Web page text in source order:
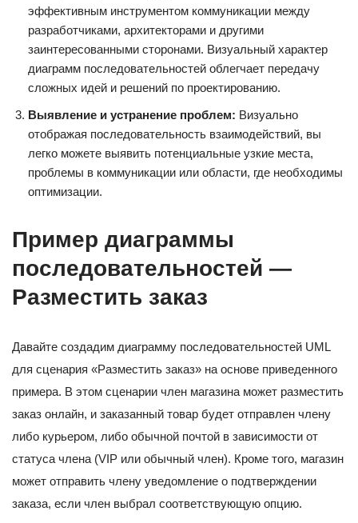
эффективным инструментом коммуникации между
разработчиками, архитекторами и другими
заинтересованными сторонами. Визуальный характер
диаграмм последовательностей облегчает передачу
сложных идей и решений по проектированию.
Выявление и устранение проблем: Визуально
отображая последовательность взаимодействий, вы
легко можете выявить потенциальные узкие места,
проблемы в коммуникации или области, где необходимы
оптимизации.
Пример диаграммы
последовательностей —
Разместить заказ
Давайте создадим диаграмму последовательностей UML
для сценария «Разместить заказ» на основе приведенного
примера. В этом сценарии член магазина может разместить
заказ онлайн, и заказанный товар будет отправлен члену
либо курьером, либо обычной почтой в зависимости от
статуса члена (VIP или обычный член). Кроме того, магазин
может отправить члену уведомление о подтверждении
заказа, если член выбрал соответствующую опцию.